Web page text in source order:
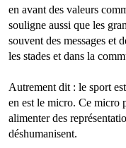
en avant des valeurs
souligne aussi que les
souvent des messages et
les stades et dans la
Autrement dit : le sport
en est le micro. Ce micro
alimenter des
déshumanisent.